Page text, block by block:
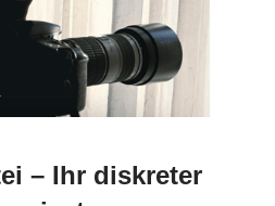
– Ihr diskreter